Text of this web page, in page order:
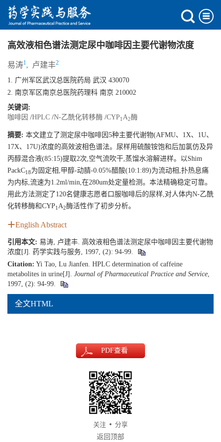
高效液相色谱法测定尿中咖啡因主要代谢物浓度
易涛1, 卢建丰2
1. 广州军区武汉总医院药局 武汉 430070
2. 南京军区南京总医院药理科 南京 210002
关键词:
咖啡因 /HPLC /N-乙酰化转移酶 /CYP1 A2酶
摘要: 本文建立了测定尿中咖啡因5种主要代谢物(AFMU、1X、1U、
17X、17U)浓度的高效波相色谱法。尿样用硫酸铵饱和后加氯仿及异
丙醇混合液(85:15)提取2次,空气流吹干,蒸馏水溶解进样。以Shim
PackC18为固定相,甲醇-动腈-0.05%醋酸(10:1:89)为流动相,扑热息痛
为内标,流速为1.2ml/min,在280um处定量检测。本法精确稳定可靠。
用此方法测定了120名健康志愿者口服咖啡后的尿样,对人体内N-乙酰
化转移酶和CYP1 A2酶活性作了初步分析。
English Abstract
引用本文: 易涛, 卢建丰. 高效液相色谱法测定尿中咖啡因主要代谢物
浓度[J]. 药学实践与服务, 1997, (2): 94-99.
Citation: Yi Tao, Lu Jianfen. HPLC determination of caffeine
metabolites in urine[J]. Journal of Pharmaceutical Practice and Service
1997, (2): 94-99.
全文HTML
PDF查看
关注
分享
返回顶部